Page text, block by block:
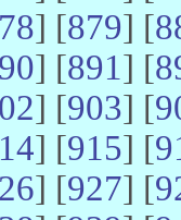
] [879] [
] [891] [
] [903] [
] [915] [
] [927] [